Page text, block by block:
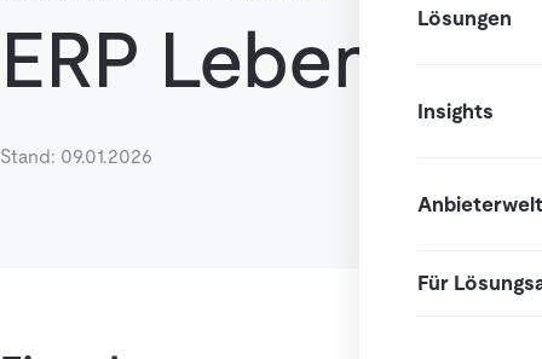
Lösungen
Insights
Anbieterwelt
Für
ERP
Stand: 09.01.2026